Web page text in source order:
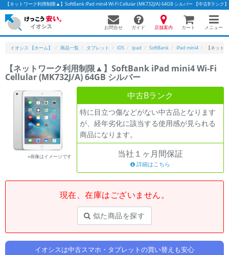
【ネットワーク利用制限▲】SoftBank iPad mini4 Wi-Fi Cellular (MK732J/A) 64GB シルバー 【中古Bランク
お問合せ ガイド 店舗案内 カート メニュー
イオシス 【ホーム】 商品一覧 タブレット iOS ipad SoftBank iPad mini4 【ネット
【ネットワーク利用制限▲】SoftBank iPad mini4 Wi-Fi
Cellular (MK732J/A) 64GB シルバー
※画像はイメージです
中古Bランク
特に目立つ傷などがない中古品となります
が、経年劣化に該当する使用感が見られる
商品になります。
当社１ヶ月間保証
詳細はこちら
現在、在庫はございません。
似た商品を探す
イオシスは中古スマホ・タブレットの買い替えも安心
かんたんパソコン検索に切り替える
フリーワード
除外ワード
人気の検索ワード：Let's note
「スマートフォン」「タブレット」など
メーカー